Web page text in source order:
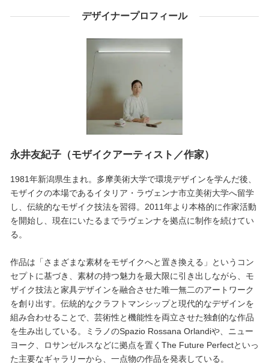
デザイナープロフィール
永井友紀子（モザイクアーティスト／作家）
1981年新潟県生まれ。多摩美術大学で環境デザインを学んだ後、
モザイクの本場であるイタリア・ラヴェンナ市立美術大学へ留学
し、伝統的なモザイク技法を習得。2011年より本格的に作家活動
を開始し、現在にいたるまでラヴェンナを拠点に制作を続けてい
る。
作品は「さまざまな素材をモザイクへと置き換える」というコン
セプトに基づき、素材の持つ魅力を最大限に引き出しながら、モ
ザイク技法と家具デザインを融合させた唯一無二のアートワーク
を創り出す。伝統的なクラフトマンシップと現代的なデザインを
組み合わせることで、芸術性と機能性を両立させた独創的な作品
を生み出している。ミラノのSpazio Rossana Orlandiや、ニュー
ヨーク、ロサンゼルスなどに拠点を置くThe Future Perfectといっ
た主要なギャラリーから、一点物の作品を発表している。